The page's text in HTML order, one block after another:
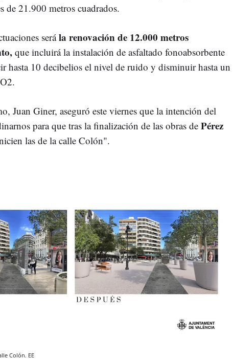
de 21.900 metros cuadrados.
serála renovación de 12.000 metros
que incluirá la instalación de asfaltado fonoabsorbente
hasta 10 decibelios el nivel de ruido y disminuir hasta un
Juan Giner, aseguró este viernes que la intención del
para que tras la finalización de las obras de Pérez
las de la calle Colón".
Colón. EE